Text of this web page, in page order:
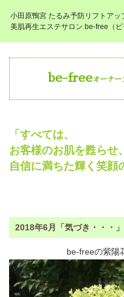
小田原鴨宮 たるみ予防リフトアッ
美肌再生エステサロン be-free（ビ
be-freeオーナー
「すべては、
お客様のお肌を甦らせ、
自信に満ちた輝く笑顔
2018年6月「気づき・・・」
be-freeの紫陽